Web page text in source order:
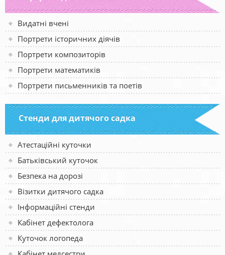
Видатні вчені
Портрети історичних діячів
Портрети композиторів
Портрети математиків
Портрети письменників та поетів
Стенди для дитячого садка
Атестаційні куточки
Батьківський куточок
Безпека на дорозі
Візитки дитячого садка
Інформаційні стенди
Кабінет дефектолога
Куточок логопеда